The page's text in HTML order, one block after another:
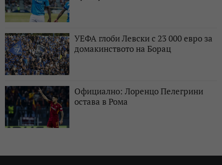
УЕФА глоби Левски с 23 000 евро за
домакинството на Борац
Официално: Лоренцо Пелегрини
остава в Рома